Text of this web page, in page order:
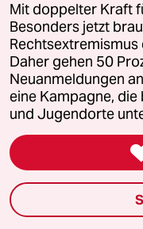
klima update°
Mauerecho
Freie Rede
reingehen
Newsletter
Mit doppelter Kraft
Besonders jetzt
Rechtsextremismus
Daher gehen 50
Neuanmeldungen
eine Kampagne,
und Jugendorte